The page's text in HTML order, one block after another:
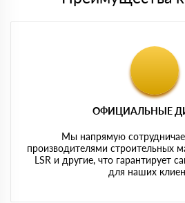
ОФИЦИАЛЬНЫЕ
Мы напрямую
производителями строительных
LSR и другие, что гарантирует
для наших